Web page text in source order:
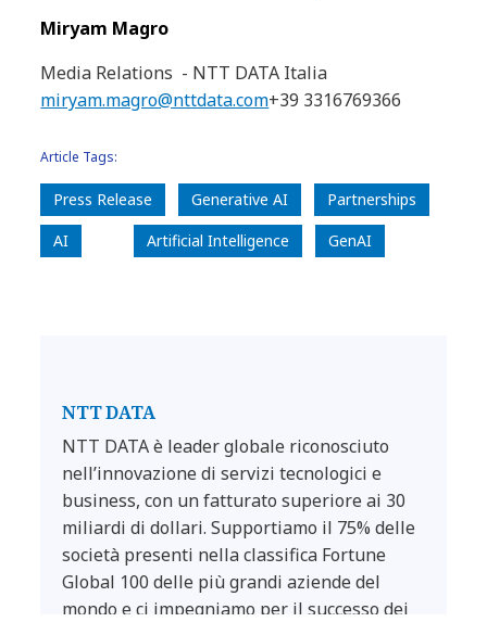
Miryam Magro
Media Relations - NTT DATA Italia
miryam.magro@nttdata.com+39 3316769366
Article Tags:
Press Release Generative AI
Partnerships
AI
Artificial Intelligence GenAI
NTT DATA
NTT DATA è leader globale riconosciuto
nell’innovazione di servizi tecnologici e
business, con un fatturato superiore ai 30
miliardi di dollari. Supportiamo il 75% delle
società presenti nella classifica Fortune
Global 100 delle più grandi aziende del
mondo e ci impegniamo per il successo dei